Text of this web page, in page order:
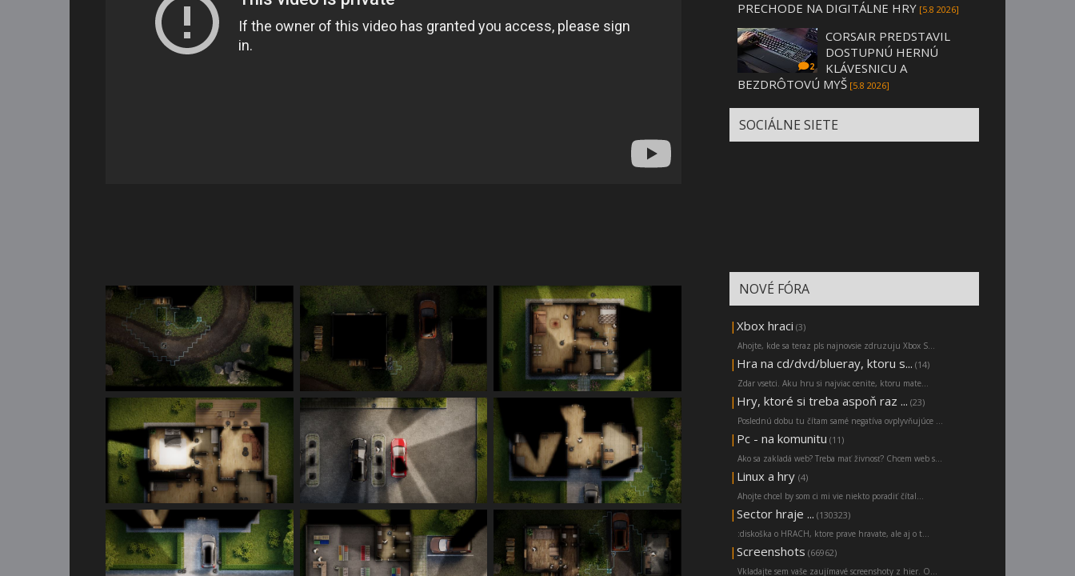
PRECHODE NA DIGITÁLNE HRY [5.8 2026]
2
CORSAIR PREDSTAVIL
DOSTUPNÚ HERNÚ
KLÁVESNICU A
BEZDRÔTOVÚ MYŠ [5.8 2026]
SOCIÁLNE SIETE
NOVÉ FÓRA
| Xbox hraci (3)
Ahojte, kde sa teraz pls najnovsie zdruzuju Xbox S...
| Hra na cd/dvd/blueray, ktoru s... (14)
Zdar vsetci. Aku hru si najviac cenite, ktoru mate...
| Hry, ktoré si treba aspoň raz ... (23)
Poslednú dobu tu čítam samé negatíva ovplyvňujúce ...
| Pc - na komunitu (11)
Ako sa zakladá web? Treba mať živnosť? Chcem web s...
| Linux a hry (4)
Ahojte chcel by som ci mi vie niekto poradiť čítal...
| Sector hraje ... (130323)
:diskoška o HRACH, ktore prave hravate, ale aj o t...
| Screenshots (66962)
Vkladajte sem vaše zaujímavé screenshoty z hier. O...